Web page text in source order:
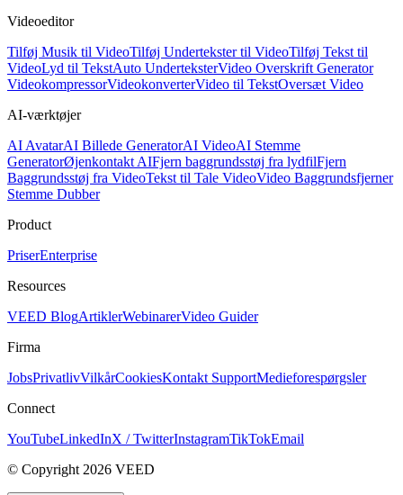
Videoeditor
Tilføj Musik til VideoTilføj Undertekster til VideoTilføj Tekst til
VideoLyd til TekstAuto UnderteksterVideo Overskrift Generator
VideokompressorVideokonverterVideo til TekstOversæt Video
AI-værktøjer
AI AvatarAI Billede GeneratorAI VideoAI Stemme
GeneratorØjenkontakt AIFjern baggrundsstøj fra lydfilFjern
Baggrundsstøj fra VideoTekst til Tale VideoVideo Baggrundsfjerner
Stemme Dubber
Product
PriserEnterprise
Resources
VEED BlogArtiklerWebinarerVideo Guider
Firma
JobsPrivatlivVilkårCookiesKontakt SupportMedieforespørgsler
Connect
YouTubeLinkedInX / TwitterInstagramTikTokEmail
© Copyright 2026 VEED